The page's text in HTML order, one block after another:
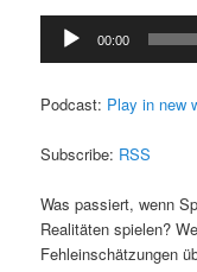
Audio-
Player
00:00
Podcast: Play in new
Subscribe: RSS
Was passiert, wenn
Realitäten spielen?
Fehleinschätzungen